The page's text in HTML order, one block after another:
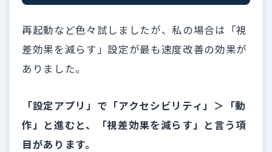
再起動など色々試しましたが、私の場合は「視
差効果を減らす」設定が最も速度改善の効果が
ありました。
「設定アプリ」で「アクセシビリティ」＞「動
作」と進むと、「視差効果を減らす」と言う項
目があります。